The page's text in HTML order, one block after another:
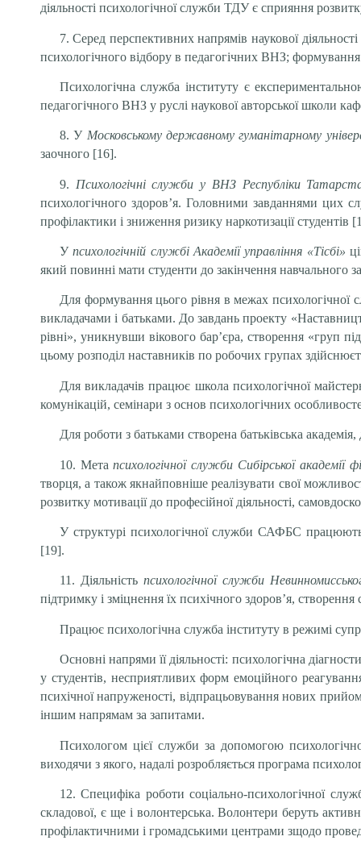
діяльності психологічної служби ТДУ є сприяння
7. Серед перспективних напрямів наукової діяльності
психологічного відбору в педагогічних ВНЗ; формування
Психологічна служба інституту є
педагогічного ВНЗ у руслі наукової авторської школи
8. У Московському державному гуманітарному
заочного [16].
9. Психологічні служби у ВНЗ Республіки
психологічного здоров’я. Головними завданнями цих
профілактики і зниження ризику наркотизації студентів
Упсихологічній службі Академії управління «Тісбі»
який повинні мати студенти до закінчення навчального
Для формування цього рівня в межах психологічної
викладачами і батьками. До завдань проекту
рівні», уникнувши вікового бар’єра, створення «груп
цьому розподіл наставників по робочих групах
Для викладачів працює школа психологічної
комунікацій, семінари з основ психологічних
Для роботи з батьками створена батьківська
10. Метапсихологічної служби Сибірської академії
творця, а також якнайповніше реалізувати свої
розвитку мотивації до професійної діяльності,
У структурі психологічної служби САФБС працюють
[19].
11. Діяльність психологічної служби
підтримку і зміцнення їх психічного здоров’я,
Працює психологічна служба інституту в режимі
Основні напрями її діяльності: психологічна
у студентів, несприятливих форм емоційного
психічної напруженості, відпрацьовування нових
іншим напрямам за запитами.
Психологом цієї служби за допомогою
виходячи з якого, надалі розробляється програма
12. Специфіка роботи соціально-психологічної
складової, є ще і волонтерська. Волонтери беруть
профілактичними і громадськими центрами зщодо